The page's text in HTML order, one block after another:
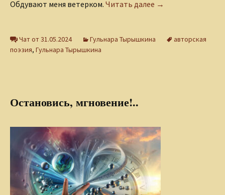
Обдувают меня ветерком. Читать далее Иду в лето
→
Чат от 31.05.2024 Гульнара Тырышкина
авторская
поэзия, Гульнара Тырышкина
Остановись, мгновение!..